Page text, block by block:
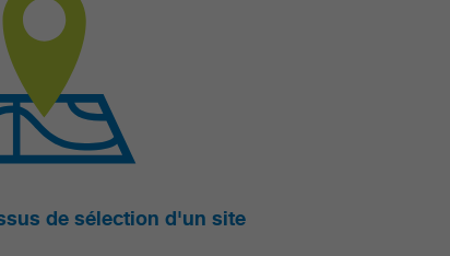
de sélection d'un site